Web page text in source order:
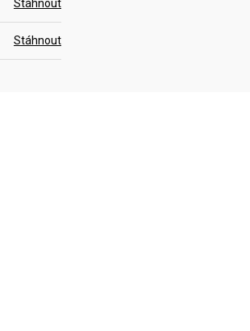
Stáhnout
Stáhnout